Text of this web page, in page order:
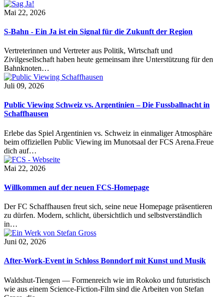
Mai 22, 2026
S-Bahn - Ein Ja ist ein Signal für die Zukunft der Region
Vertreterinnen und Vertreter aus Politik, Wirtschaft und
Zivilgesellschaft haben heute gemeinsam ihre Unterstützung für den
Bahnknoten…
Juli 09, 2026
Public Viewing Schweiz vs. Argentinien – Die Fussballnacht in
Schaffhausen
Erlebe das Spiel Argentinien vs. Schweiz in einmaliger Atmosphäre
beim offiziellen Public Viewing im Munotsaal der FCS Arena.Freue
dich auf…
Mai 22, 2026
Willkommen auf der neuen FCS-Homepage
Der FC Schaffhausen freut sich, seine neue Homepage präsentieren
zu dürfen. Modern, schlicht, übersichtlich und selbstverständlich
in…
Juni 02, 2026
After-Work-Event in Schloss Bonndorf mit Kunst und Musik
Waldshut-Tiengen — Formenreich wie im Rokoko und futuristisch
wie aus einem Science-Fiction-Film sind die Arbeiten von Stefan